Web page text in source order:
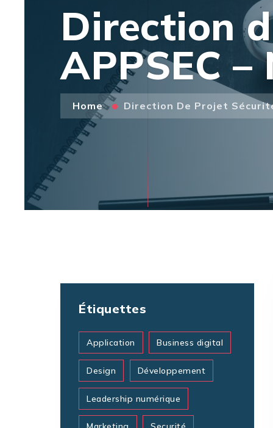
Direction
APPSEC –
Home Direction De Projet
Étiquettes
Application Business digital
Design Développement
Leadership numérique